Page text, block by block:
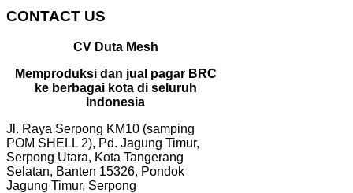
CONTACT US
CV Duta Mesh
Memproduksi dan jual pagar BRC
ke berbagai kota di seluruh
Indonesia
Jl. Raya Serpong KM10 (samping
POM SHELL 2), Pd. Jagung Timur,
Serpong Utara, Kota Tangerang
Selatan, Banten 15326, Pondok
Jagung Timur, Serpong